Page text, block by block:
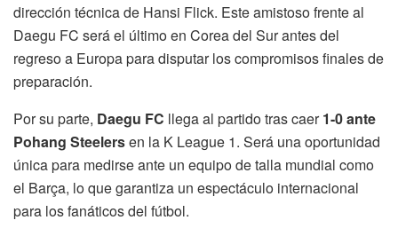
dirección técnica de Hansi Flick. Este amistoso frente al
Daegu FC será el último en Corea del Sur antes del
regreso a Europa para disputar los compromisos finales de
preparación.
Por su parte, Daegu FC llega al partido tras caer1-0 ante
Pohang Steelersen la K League 1. Será una oportunidad
única para medirse ante un equipo de talla mundial como
el Barça, lo que garantiza un espectáculo internacional
para los fanáticos del fútbol.